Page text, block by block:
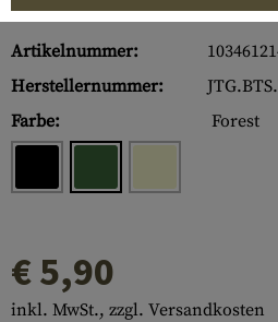
Artikelnummer:
Herstellernummer:
Farbe:
Forest
€ 5,90
inkl. MwSt., zzgl. Versandkosten